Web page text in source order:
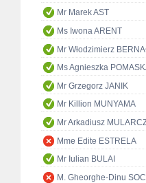
Mr Marek AST
Ms Iwona ARENT
Mr Włodzimierz
Ms Agnieszka
Mr Grzegorz JANIK
Mr Killion MUNYAMA
Mr Arkadiusz
Mme Edite ESTRELA
Mr Iulian BULAI
M. Gheorghe-Dinu